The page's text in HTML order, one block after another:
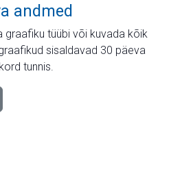
andmed
graafiku tüübi või kuvada kõik
sisaldavad 30 päeva
tunnis.